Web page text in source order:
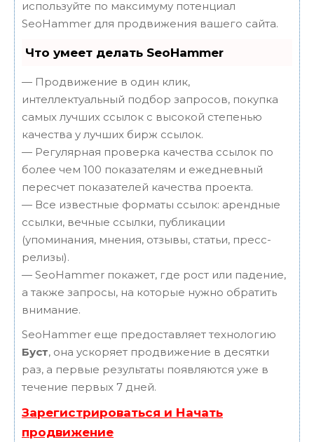
используйте по максимуму потенциал
SeoHammer для продвижения вашего сайта.
Что умеет делать SeoHammer
— Продвижение в один клик,
интеллектуальный подбор запросов, покупка
самых лучших ссылок с высокой степенью
качества у лучших бирж ссылок.
— Регулярная проверка качества ссылок по
более чем 100 показателям и ежедневный
пересчет показателей качества проекта.
— Все известные форматы ссылок: арендные
ссылки, вечные ссылки, публикации
(упоминания, мнения, отзывы, статьи, пресс-
релизы).
— SeoHammer покажет, где рост или падение,
а также запросы, на которые нужно обратить
внимание.
SeoHammer еще предоставляет технологию
Буст, она ускоряет продвижение в десятки
раз, а первые результаты появляются уже в
течение первых 7 дней.
Зарегистрироваться и Начать
продвижение